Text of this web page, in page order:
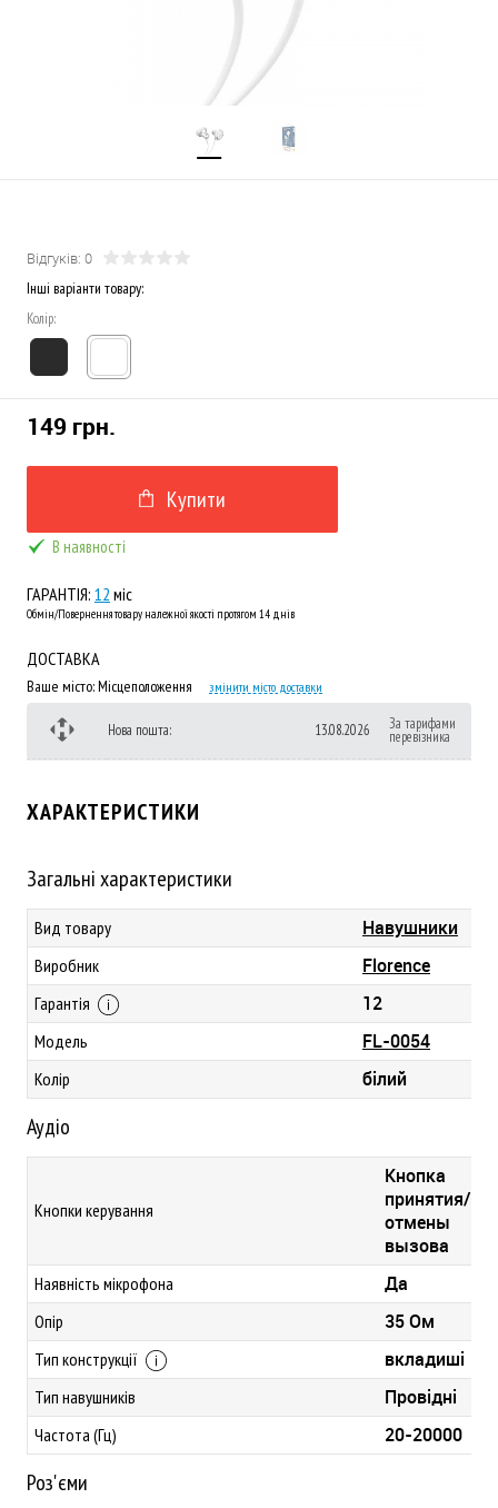
Відгуків: 0
Інші варіанти товару:
Колір:
149 грн.
Купити
В наявності
ГАРАНТІЯ: 12 міс
Обмін/Повернення товару належної якості протягом 14 днів
ДОСТАВКА
Ваше місто:Місцеположення змінити місто доставки
Нова пошта: 13.08.2026 За тарифами
перевізника
ХАРАКТЕРИСТИКИ
Загальні характеристики
Вид товару Навушники
Виробник Florence
Гарантія 12
Модель FL-0054
Колір білий
Аудіо
Кнопки керування
Кнопка
принятия/
отмены
вызова
Наявність мікрофона Да
Опір 35 Ом
Тип конструкції вкладиші
Тип навушників Провідні
Частота (Гц) 20-20000
Роз'єми